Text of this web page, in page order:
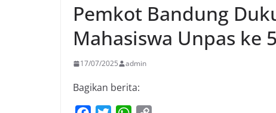
Pemkot Bandung
Mahasiswa Unpas ke
17/07/2025 admin
Bagikan berita: